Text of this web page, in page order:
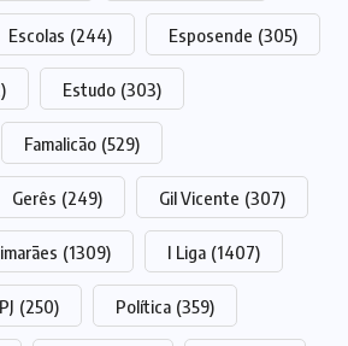
Escolas (244) Esposende (305)
Estudo (303)
Famalicão (529)
Gerês (249) Gil Vicente (307)
(1309) I Liga (1407)
PJ (250) Política (359)